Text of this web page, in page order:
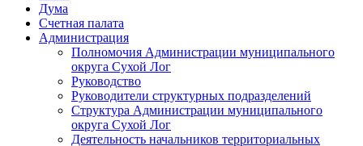
Дума
Счетная палата
Администрация
Полномочия Администрации муниципального
округа Сухой Лог
Руководство
Руководители структурных подразделений
Структура Администрации муниципального
округа Сухой Лог
Деятельность начальников территориальных